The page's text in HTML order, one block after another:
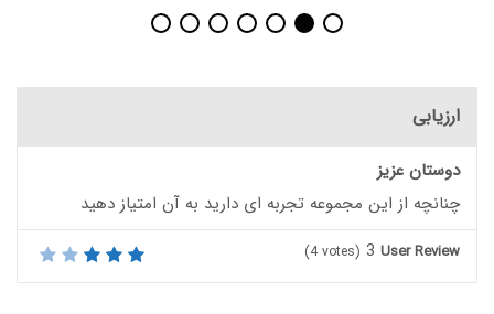
ارزیابی
دوستان عزیز
چنانچه از این مجموعه تجربه ای دارید به آن امتیاز دهید
User Review
3
(4 votes)